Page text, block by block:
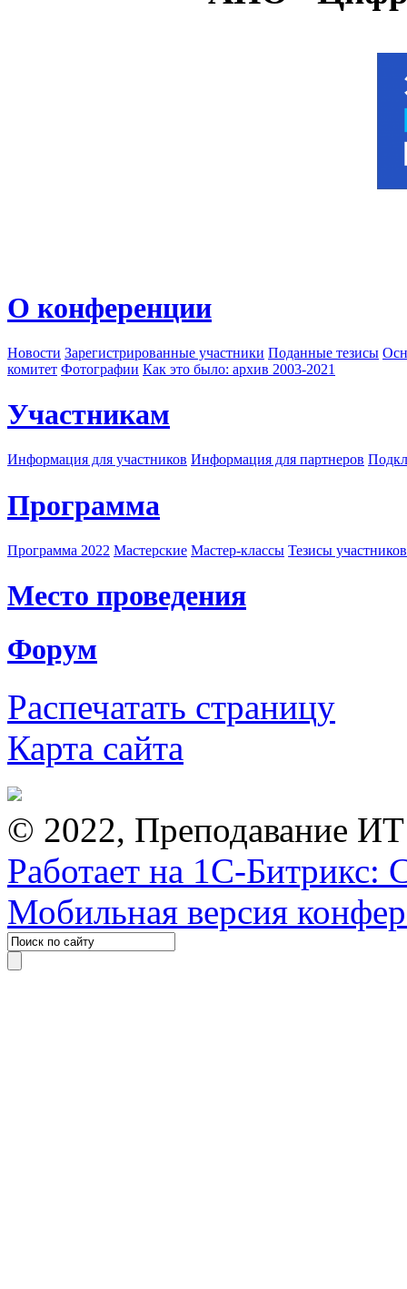
О конференции
Новости Зарегистрированные участники Поданные тезисы
комитет Фотографии Как это было: архив 2003-2021
Участникам
Информация для участников Информация для партнеров
Программа
Программа 2022 Мастерские Мастер-классы Тезисы
Место проведения
Форум
Распечатать страницу
Карта сайта
© 2022, Преподавание
Работает на 1С-Битрикс:
Мобильная версия